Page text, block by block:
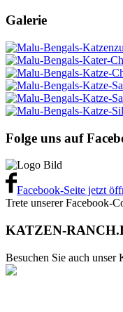
Galerie
Folge uns auf
Facebook-Seite jetzt
Trete unserer Facebook-
KATZEN-
Besuchen Sie auch unser